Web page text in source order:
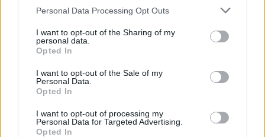
Personal Data Processing Opt Outs
I want to opt-out of the Sharing of my
personal data.
Opted In
I want to opt-out of the Sale of my
Personal Data.
Opted In
I want to opt-out of processing my
Personal Data for Targeted Advertising.
Opted In